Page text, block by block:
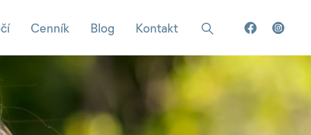
Cenník Blog Kontakt